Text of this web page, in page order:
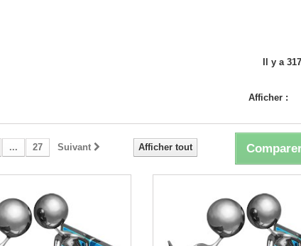
Il y a
Afficher :
Afficher tout
... 27 Suivant